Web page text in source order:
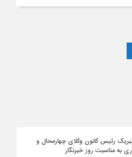
رئیس کانون وکلای چهارمحال و
به مناسبت روز خبرنگار